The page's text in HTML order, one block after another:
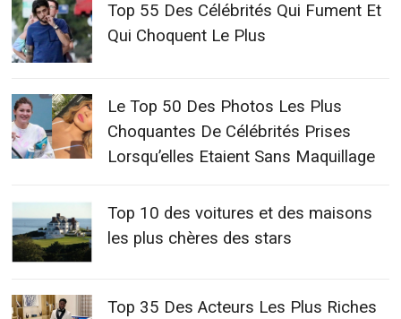
Top 55 Des Célébrités Qui Fument Et
Qui Choquent Le Plus
Le Top 50 Des Photos Les Plus
Choquantes De Célébrités Prises
Lorsqu’elles Etaient Sans Maquillage
Top 10 des voitures et des maisons
les plus chères des stars
Top 35 Des Acteurs Les Plus Riches